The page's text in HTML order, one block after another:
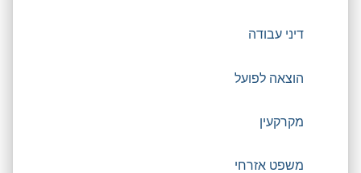
דיני עבודה
הוצאה לפועל
מקרקעין
משפט אזרחי